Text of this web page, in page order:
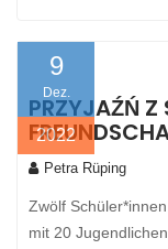
9
Dez.
2022
PRZYJAŹŃ Z
Petra Rüping
Zwölf
mit 20